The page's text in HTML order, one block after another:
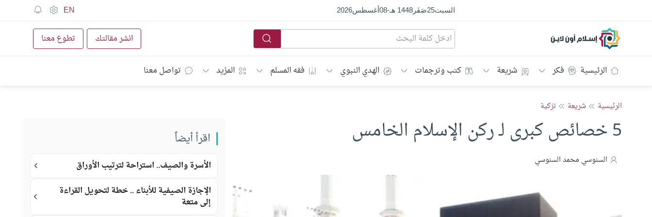
السبت25صَفَر1448 هـ -
08أغسطس2026
EN
إسلام أون لاين انشر مقالتك تطوع معنا
الرئيسية فكر شريعة كتب وترجمات الهدي النبوي فقه المسلم المزيد تواصل معنا
الرئيسية شريعة تزكية
5 خصائص كبرى لـ ركن الإسلام الخامس
السنوسي محمد السنوسي
اقرأ أيضاً
الأسرة والصيف.. استراحة لترتيب الأوراق
الإجازة الصيفية للأبناء .. خطة لتحويل القراءة
إلى متعة